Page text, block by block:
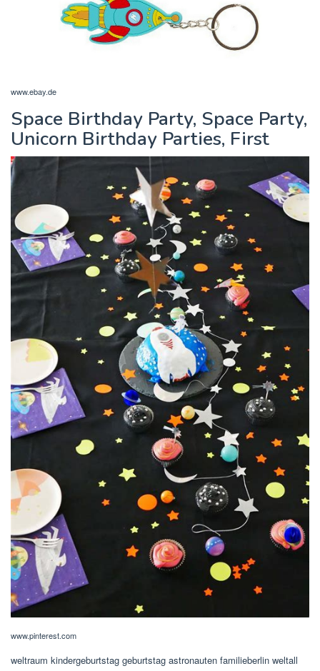
www.ebay.de
Space Birthday Party, Space Party,
Unicorn Birthday Parties, First
www.pinterest.com
weltraum kindergeburtstag geburtstag astronauten familieberlin weltall